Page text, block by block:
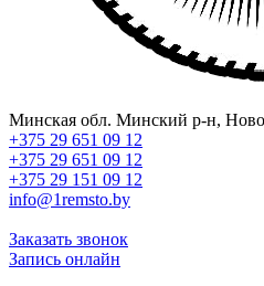
Минская обл. Минский р-н,
+375 29 651 09 12
+375 29 651 09 12
+375 29 151 09 12
info@1remsto.by
Заказать звонок
Запись онлайн